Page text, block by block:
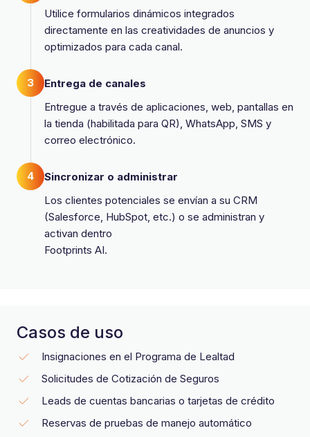
Utilice formularios dinámicos integrados
directamente en las creatividades de anuncios y
optimizados para cada canal.
3
Entrega de canales
Entregue a través de aplicaciones, web, pantallas en
la tienda (habilitada para QR), WhatsApp, SMS y
correo electrónico.
4
Sincronizar o administrar
Los clientes potenciales se envían a su CRM
(Salesforce, HubSpot, etc.) o se administran y
activan dentro
Footprints AI.
Casos de uso
Insignaciones en el Programa de Lealtad
Solicitudes de Cotización de Seguros
Leads de cuentas bancarias o tarjetas de crédito
Reservas de pruebas de manejo automático